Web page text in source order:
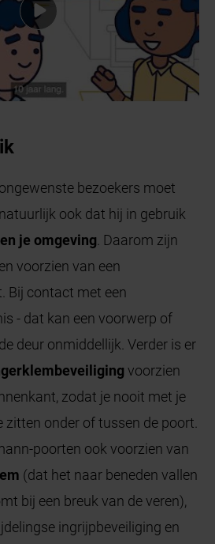
bezoekers moet
ook dat hij in gebruik
je omgeving . Daarom zijn
voorzien van een
Bij contact met een
- dat kan een voorwerp of
deur onmiddellijk. Verder is er
voorzien
zodat je nooit met je
onder of tussen de poort.
poorten ook voorzien van
(dat het naar beneden vallen
bij een breuk van de veren),
ingrijpbeveiliging en